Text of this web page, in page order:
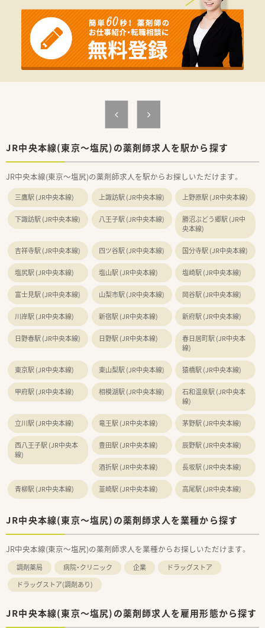
勉強会も処方元と行うなどストレスなくご勤務ができます。
■一般薬剤師から薬局長（管理薬剤師）というキャリアだけでな
く、
複数ある専門チーム活動の要職のポジションもあり
チャレンジしたいという自主性を大事にしてくれる社風がご
ざいます。
■研修制度は3ヶ月に1回メーカーの講師を招いての外部研修あ
教育チーム主体のOJT研修、勉強会（各店舗）。e-learningは全
お休みが取りやすくライフワークバランスのよい会社です。
■年間休日125日程度！
残業は月10時間程度！
仕事とお休みのメリハリが効きワークライフバランスがとれ
る環境です。
■実働週30～35時間の準社員制度もあり！
■産休・育休の実績も多く取得後に復帰している方も数多くいら
っしゃいます。
■平均勤続年数10年と長くご就業できる環境です。
■社員の自主性を大事にしており、若手社員の意見も取り入れて
くれるなど、
社員と社長との垣根が低く、雰囲気やチームワークを大事にし
ています。
■管理薬剤師、マネージャーなどポジションも複数あり、
チャレンジしたいという自主性を大事にしてくれる社風がご
ざいます。
JR中央本線(東京～塩尻)の薬剤師求人を駅から探す
JR中央本線(東京～塩尻)の薬剤師求人を駅からお探しいただけます。
三鷹駅 (JR中央本線) 上諏訪駅 (JR中央本線) 上野原駅 (JR中央本線)
下諏訪駅 (JR中央本線) 八王子駅 (JR中央本線)
勝沼ぶどう郷駅 (JR中
央本線)
吉祥寺駅 (JR中央本線) 四ツ谷駅 (JR中央本線) 国分寺駅 (JR中央本線)
塩尻駅 (JR中央本線) 塩山駅 (JR中央本線) 塩崎駅 (JR中央本線)
富士見駅 (JR中央本線) 山梨市駅 (JR中央本線) 岡谷駅 (JR中央本線)
川岸駅 (JR中央本線) 新宿駅 (JR中央本線) 新府駅 (JR中央本線)
日野春駅 (JR中央本線) 日野駅 (JR中央本線)
春日居町駅 (JR中央本
線)
東京駅 (JR中央本線) 東山梨駅 (JR中央本線) 猿橋駅 (JR中央本線)
甲府駅 (JR中央本線) 相模湖駅 (JR中央本線)
石和温泉駅 (JR中央本
線)
立川駅 (JR中央本線) 竜王駅 (JR中央本線) 茅野駅 (JR中央本線)
西八王子駅 (JR中央本
線)
豊田駅 (JR中央本線) 辰野駅 (JR中央本線)
酒折駅 (JR中央本線) 長坂駅 (JR中央本線)
青柳駅 (JR中央本線) 韮崎駅 (JR中央本線) 高尾駅 (JR中央本線)
JR中央本線(東京～塩尻)の薬剤師求人を業種から探す
JR中央本線(東京～塩尻)の薬剤師求人を業種からお探しいただけます。
調剤薬局 病院・クリニック 企業
ドラッグストア
ドラッグストア(調剤あり)
JR中央本線(東京～塩尻)の薬剤師求人を雇用形態から探す